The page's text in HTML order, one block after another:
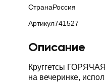
СтранаРоссия
Артикул741527
Описание
Круггетсы
на вечеринке,